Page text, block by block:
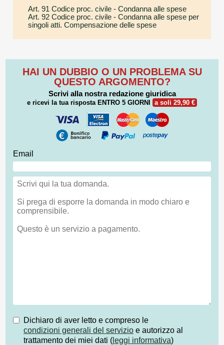
Art. 91 Codice proc. civile - Condanna alle spese
Art. 92 Codice proc. civile - Condanna alle spese per
singoli atti. Compensazione delle spese
HAI UN DUBBIO O UN PROBLEMA SU
QUESTO ARGOMENTO?
Scrivi alla nostra redazione giuridica
e ricevi la tua risposta ENTRO 5 GIORNI a soli 29,90 €
Email
Dichiaro di aver letto e compreso le
condizioni generali del servizio e autorizzo al
trattamento dei miei dati ( leggi informativa)